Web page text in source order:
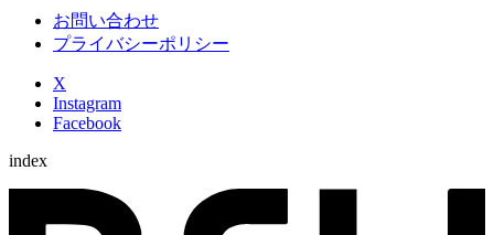
お問い合わせ
プライバシーポリシー
X
Instagram
Facebook
index